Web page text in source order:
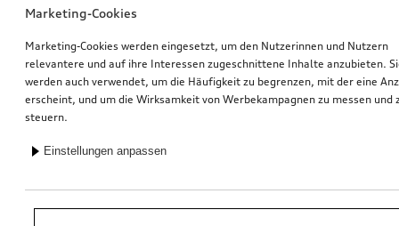
*Unverbindliche Preisempfehlung der Importeurin AMAG Import AG. Inkl.
gesetzlicher MwSt. Preise beim Audi Partner können abweichen; weitere
Marketing-Cookies
Marketing-Cookies werden eingesetzt, um den Nutzerinnen und Nutzern
relevantere und auf ihre Interessen zugeschnittene Inhalte anzubieten.
werden auch verwendet, um die Häufigkeit zu begrenzen, mit der eine
erscheint, und um die Wirksamkeit von Werbekampagnen zu messen und
steuern.
Einstellungen anpassen